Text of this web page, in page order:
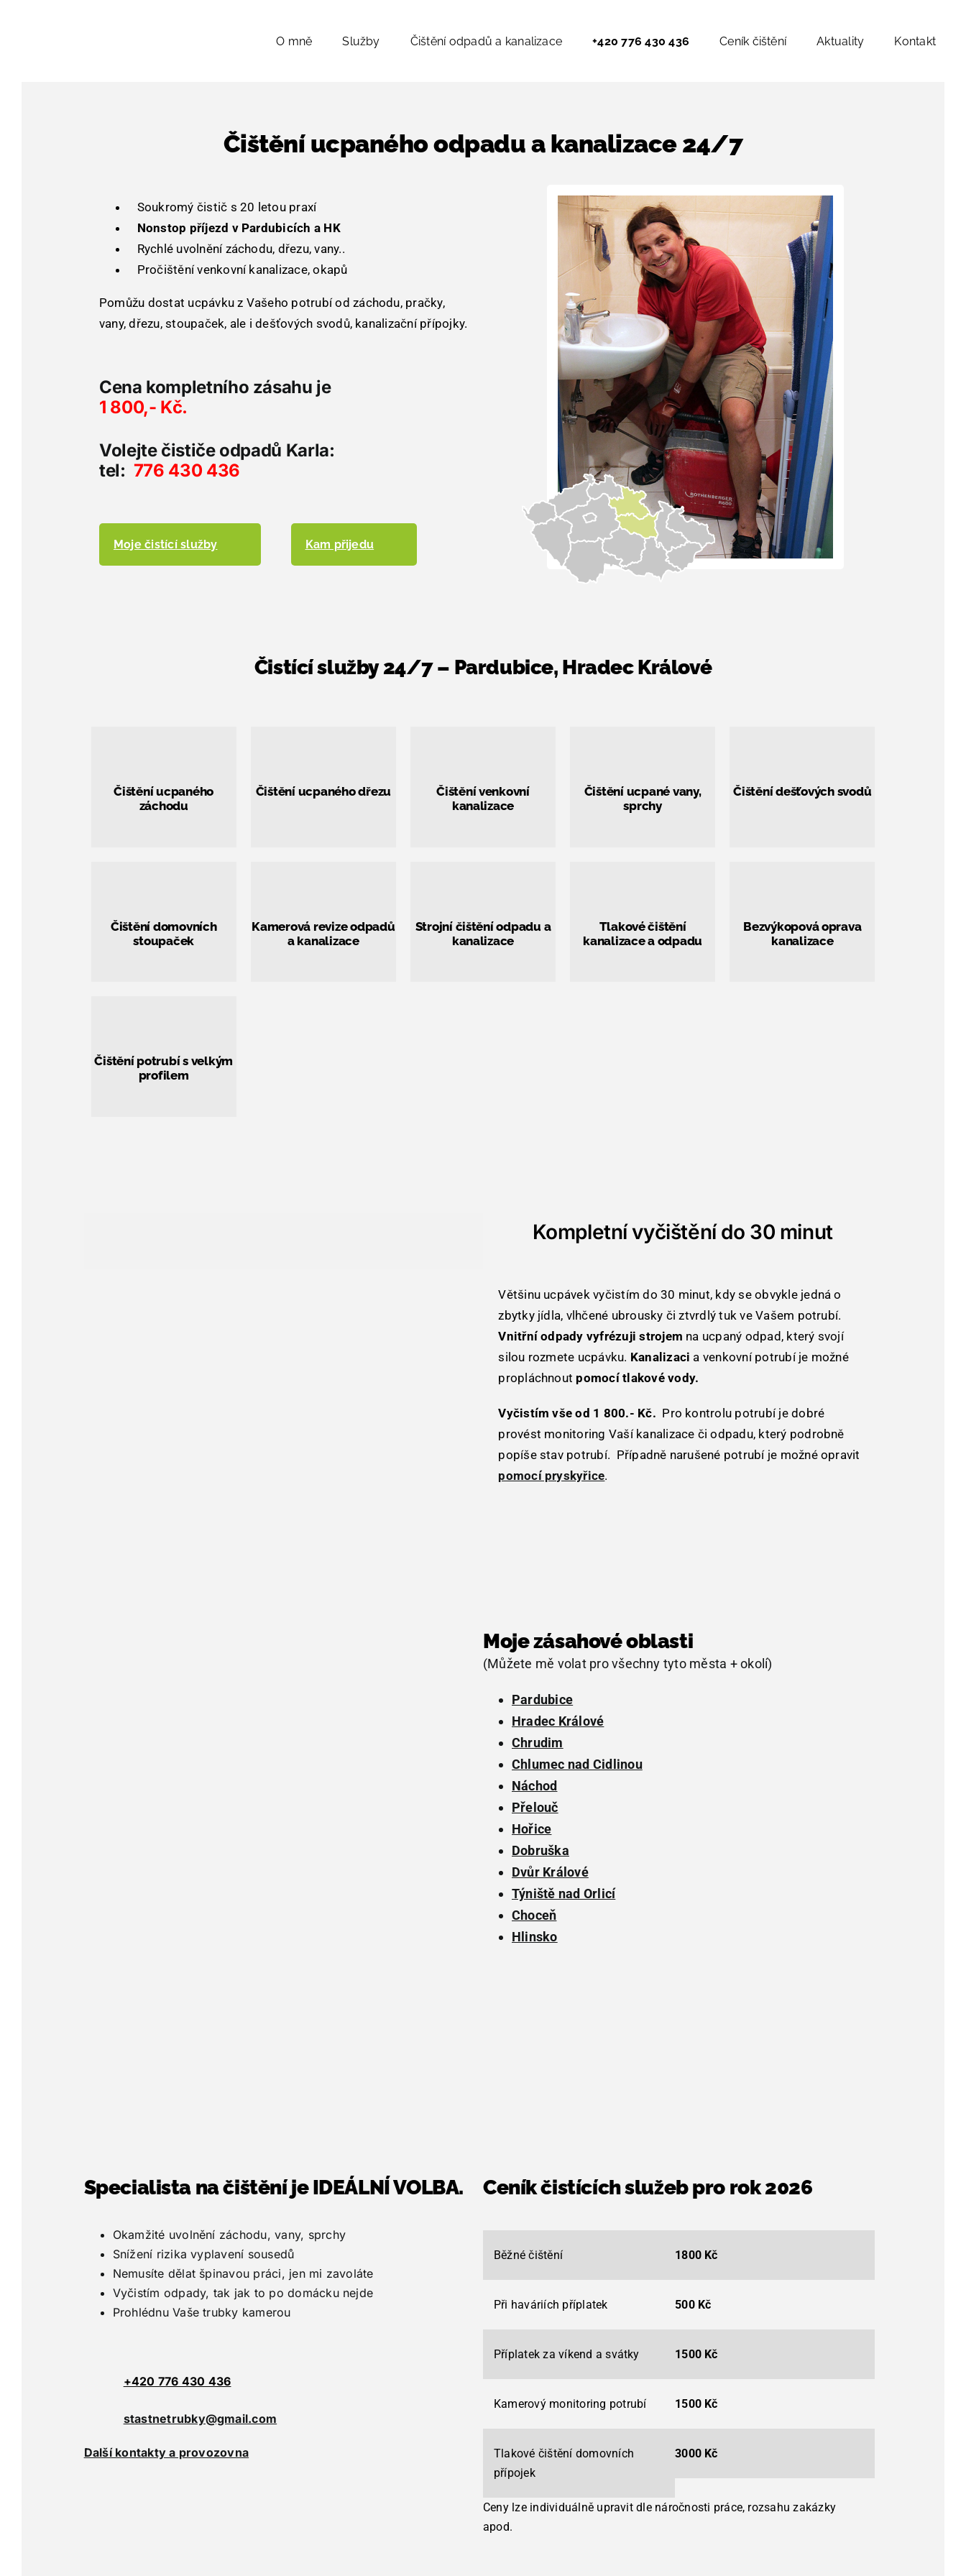
O mně Služby Čištění odpadů a kanalizace +420 776 430 436 Ceník čištění Aktuality Kontakt
Čištění ucpaného odpadu a kanalizace 24/7
Soukromý čistič s 20 letou praxí
Nonstop příjezd v Pardubicích a HK
Rychlé uvolnění záchodu, dřezu, vany..
Pročištění venkovní kanalizace, okapů
Pomůžu dostat ucpávku z Vašeho potrubí od záchodu, pračky,
vany, dřezu, stoupaček, ale i dešťových svodů, kanalizační přípojky.
Cena kompletního zásahu je
1 800,- Kč.
Volejte čističe odpadů Karla:
tel: 776 430 436
Moje čistící služby Kam přijedu
Čistící služby 24/7 – Pardubice, Hradec Králové
Čištění ucpaného
záchodu
Čištění ucpaného dřezu
Čištění venkovní
kanalizace
Čištění ucpané vany,
sprchy
Čištění dešťových svodů
Čištění domovních
stoupaček
Kamerová revize odpadů
a kanalizace
Strojní čištění odpadu a
kanalizace
Tlakové čištění
kanalizace a odpadu
Bezvýkopová oprava
kanalizace
Čištění potrubí s velkým
profilem
Kompletní vyčištění do 30 minut
Většinu ucpávek vyčistím do 30 minut, kdy se obvykle jedná o
zbytky jídla, vlhčené ubrousky či ztvrdlý tuk ve Vašem potrubí.
Vnitřní odpady vyfrézuji strojem na ucpaný odpad, který svojí
silou rozmete ucpávku. Kanalizaci a venkovní potrubí je možné
propláchnout pomocí tlakové vody.
Vyčistím vše od 1 800.- Kč. Pro kontrolu potrubí je dobré
provést monitoring Vaší kanalizace či odpadu, který podrobně
popíše stav potrubí. Případně narušené potrubí je možné opravit
pomocí pryskyřice.
Moje zásahové oblasti
(Můžete mě volat pro všechny tyto města + okolí)
Pardubice
Hradec Králové
Chrudim
Chlumec nad Cidlinou
Náchod
Přelouč
Hořice
Dobruška
Dvůr Králové
Týniště nad Orlicí
Choceň
Hlinsko
Specialista na čištění je IDEÁLNÍ VOLBA.
Okamžité uvolnění záchodu, vany, sprchy
Snížení rizika vyplavení sousedů
Nemusíte dělat špinavou práci, jen mi zavoláte
Vyčistím odpady, tak jak to po domácku nejde
Prohlédnu Vaše trubky kamerou
+420 776 430 436
stastnetrubky@gmail.com
Další kontakty a provozovna
Ceník čistících služeb pro rok 2026
Běžné čištění 1800 Kč
Při haváriích příplatek 500 Kč
Příplatek za víkend a svátky 1500 Kč
Kamerový monitoring potrubí 1500 Kč
Tlakové čištění domovních
přípojek
3000 Kč
Ceny lze individuálně upravit dle náročnosti práce, rozsahu zakázky
apod.